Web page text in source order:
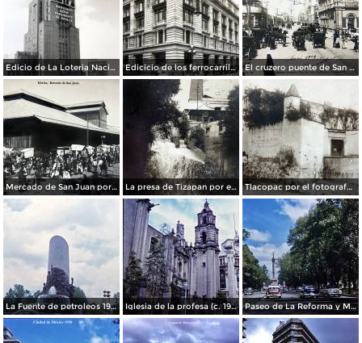
Edicio de La Loteria Nacional Ciudad de México Abril de 1964 Edicicio de los ferrocarriles. El cruzero puente de San Francisco y Guardiola por el fotografo Felix Miret.
Mercado de San Juan por el fotografo Felix Miret La presa de Tizapan por el fotografo Fernando Kososky. ( Circulada el 22 de Diembre de 1910 ). Tlacopac por el fotografo Hugo Brehme.
La Fuente de petroleos 1950. Iglesia de la profesa (c. 1950) Paseo de La Reforma y Mto a La Independencia 1950